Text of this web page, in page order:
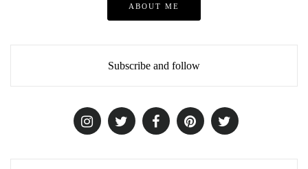
ABOUT ME
Subscribe and follow